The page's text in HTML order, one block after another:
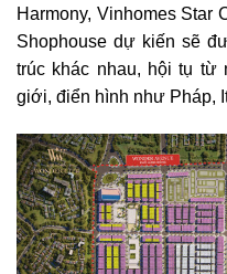
Harmony, Vinhomes
Shophouse dự kiến sẽ
trúc khác nhau, hội tụ từ
giới, điển hình như Pháp,